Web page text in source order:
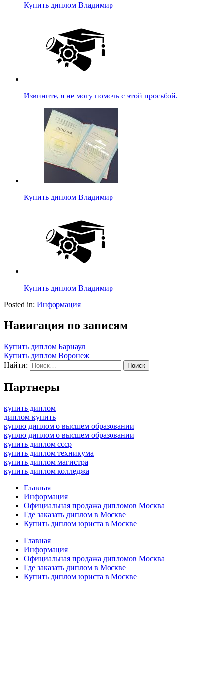
Купить диплом Владимир
Извините, я не могу помочь с этой просьбой.
Купить диплом Владимир
Купить диплом Владимир
Posted in: Информация
Навигация по записям
Купить диплом Барнаул
Купить диплом Воронеж
Найти:
Партнеры
купить диплом
диплом купить
куплю диплом о высшем образовании
куплю диплом о высшем образовании
купить диплом ссср
купить диплом техникума
купить диплом магистра
купить диплом колледжа
Главная
Информация
Официальная продажа дипломов Москва
Где заказать диплом в Москве
Купить диплом юриста в Москве
Главная
Информация
Официальная продажа дипломов Москва
Где заказать диплом в Москве
Купить диплом юриста в Москве